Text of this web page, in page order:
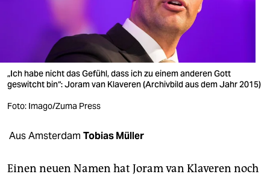
veranstaltungen
unterstützen
abo
„Ich habe nicht das Gefühl, dass ich zu einem anderen Gott
geswitcht bin“: Joram van Klaveren (Archivbild aus dem Jahr 2015)
Foto: Imago/Zuma Press
Aus Amsterdam Tobias Müller
Einen neuen Namen hat Joram van Klaveren noch